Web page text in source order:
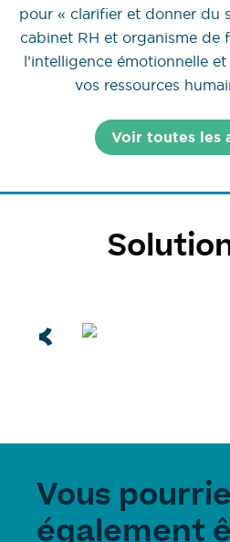
pour « clarifier et donner du
cabinet RH et organisme de
l’intelligence émotionnelle
vos ressources
Voir toutes les
Vous
également